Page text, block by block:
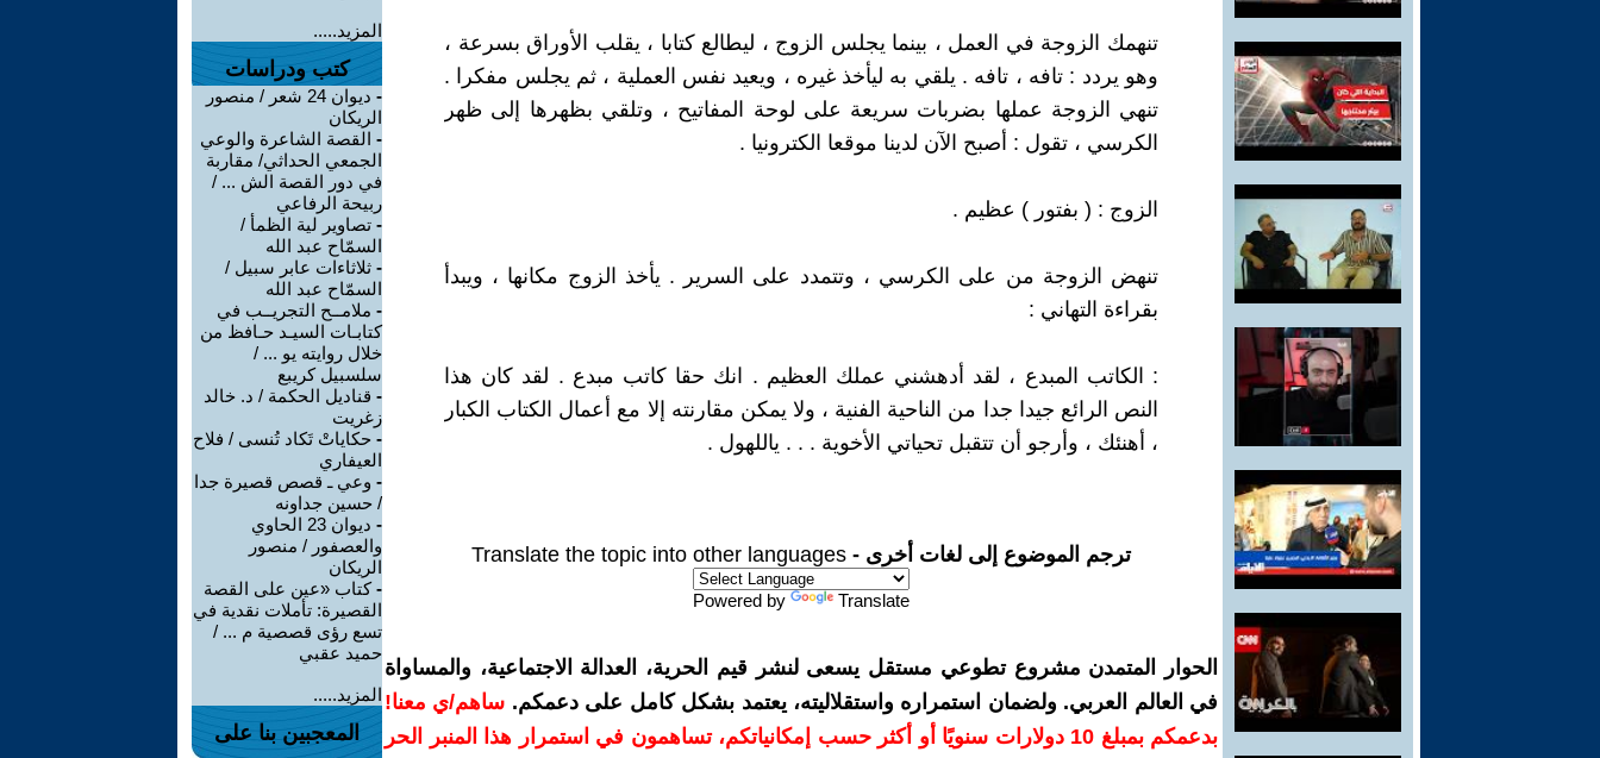
تنهمك الزوجة في العمل ، بينما يجلس الزوج ، ليطالع كتابا ، يقلب الأوراق بسرعة ،
وهو يردد : تافه ، تافه . يلقي به ليأخذ غيره ، ويعيد نفس العملية ، ثم يجلس مفكرا .
تنهي الزوجة عملها بضربات سريعة على لوحة المفاتيح ، وتلقي بظهرها إلى ظهر
الكرسي ، تقول : أصبح الآن لدينا موقعا الكترونيا .
الزوج : ( بفتور ) عظيم .
تنهض الزوجة من على الكرسي ، وتتمدد على السرير . يأخذ الزوج مكانها ، ويبدأ
بقراءة التهاني :
: الكاتب المبدع ، لقد أدهشني عملك العظيم . انك حقا كاتب مبدع . لقد كان هذا
النص الرائع جيدا جدا من الناحية الفنية ، ولا يمكن مقارنته إلا مع أعمال الكتاب الكبار
، أهنئك ، وأرجو أن تتقبل تحياتي الأخوية . . . ياللهول .
ترجم الموضوع إلى لغات أخرى - Translate the topic into other languages
Powered by Translate
الحوار المتمدن مشروع تطوعي مستقل يسعى لنشر قيم الحرية، العدالة الاجتماعية، والمساواة
في العالم العربي. ولضمان استمراره واستقلاليته، يعتمد بشكل كامل على دعمكم. ساهم/ي معنا!
بدعمكم بمبلغ 10 دولارات سنويًا أو أكثر حسب إمكانياتكم، تساهمون في استمرار هذا المنبر الحر
المزيد.....
كتب ودراسات
-
ديوان 24 شعر / منصور
الريكان
- القصة الشاعرة والوعي
الجمعي الحداثي/ مقاربة
في دور القصة الش ... /
ربيحة الرفاعي
- تصاوير لية الظمأ /
السمّاح عبد الله
- ثلاثاءات عابر سبيل /
السمّاح عبد الله
- ملامــح التجريــب في
كتابـات السيـد حـافظ من
خلال روايته يو ... /
سلسبيل كريبع
- قناديل الحكمة / د. خالد
زغريت
- حكاياتْ تَكاد تُنسى / فلاح
العيفاري
- وعي ـ قصص قصيرة جدا
/ حسين جداونه
-
ديوان 23 الحاوي
والعصفور / منصور
الريكان
-كتاب «عين على القصة
القصيرة: تأملات نقدية في
تسع رؤى قصصية م ... /
حميد عقبي
المزيد.....
المعجبين بنا على